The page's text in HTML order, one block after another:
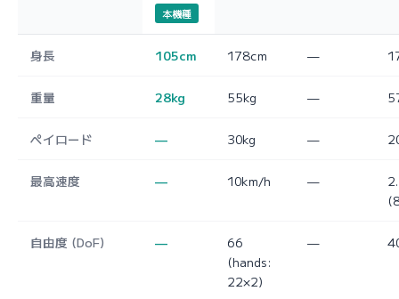
本機種
身長 105cm 178cm —
重量 28kg 55kg —
ペイロード — 30kg —
最高速度 — 10km/h —
自由度 (DoF) —
66
(hands:
22×2)
—